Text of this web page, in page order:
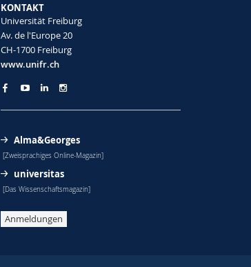
KONTAKT
Universität Freiburg
Av. de l'Europe 20
CH-1700 Freiburg
www.unifr.ch
Alma&Georges
[Zweisprachiges Online-Magazin]
universitas
[Das Wissenschaftsmagazin]
Anmeldungen